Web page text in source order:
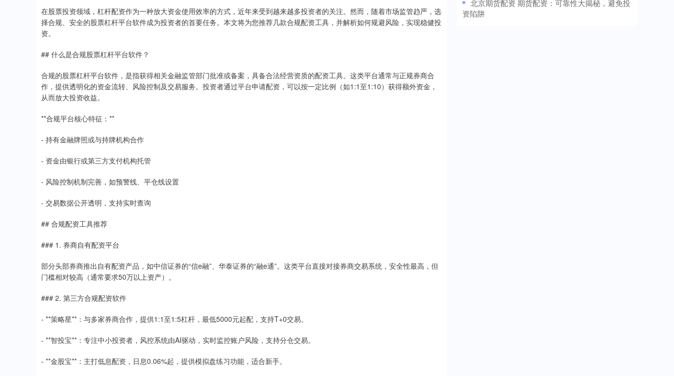
在股票投资领域，杠杆配资作为一种放大资金使用效率的方式，近年来受到越来越多投资者的关注。然而，随着市场监管趋严，选
择合规、安全的股票杠杆平台软件成为投资者的首要任务。本文将为您推荐几款合规配资工具，并解析如何规避风险，实现稳健投
资。
## 什么是合规股票杠杆平台软件？
合规的股票杠杆平台软件，是指获得相关金融监管部门批准或备案，具备合法经营资质的配资工具。这类平台通常与正规券商合
作，提供透明化的资金流转、风险控制及交易服务。投资者通过平台申请配资，可以按一定比例（如1:1至1:10）获得额外资金，
从而放大投资收益。
**合规平台核心特征：**
- 持有金融牌照或与持牌机构合作
- 资金由银行或第三方支付机构托管
- 风险控制机制完善，如预警线、平仓线设置
- 交易数据公开透明，支持实时查询
## 合规配资工具推荐
### 1. 券商自有配资平台
部分头部券商推出自有配资产品，如中信证券的“信e融”、华泰证券的“融e通”。这类平台直接对接券商交易系统，安全性最高，但
门槛相对较高（通常要求50万以上资产）。
### 2. 第三方合规配资软件
- **策略星**：与多家券商合作，提供1:1至1:5杠杆，最低5000元起配，支持T+0交易。
- **智投宝**：专注中小投资者，风控系统由AI驱动，实时监控账户风险，支持分仓交易。
- **金股宝**：主打低息配资，日息0.06%起，提供模拟盘练习功能，适合新手。
​北京期货配资 期货配资：可靠性大揭秘，避免投
资陷阱